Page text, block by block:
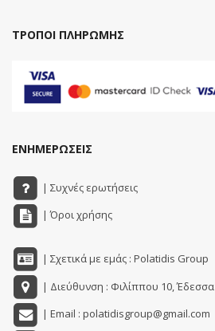
ΤΡΟΠΟΙ ΠΛΗΡΩΜΗΣ
ΕΝΗΜΕΡΩΣΕΙΣ
| Συχνές ερωτήσεις
| Όροι χρήσης
| Σχετικά με εμάς : Polatidis Group
| Διεύθυνση : Φιλίππου 10, Έδεσσα
| Email : polatidisgroup@gmail.com